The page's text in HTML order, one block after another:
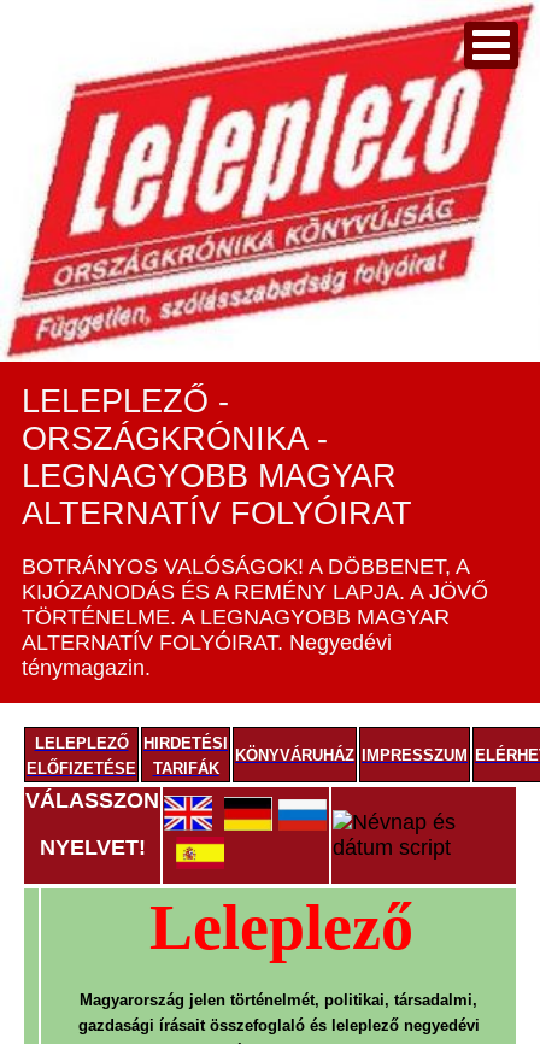
LELEPLEZŐ -
ORSZÁGKRÓNIKA -
LEGNAGYOBB MAGYAR
ALTERNATÍV FOLYÓIRAT
BOTRÁNYOS VALÓSÁGOK! A DÖBBENET, A
KIJÓZANODÁS ÉS A REMÉNY LAPJA. A JÖVŐ
TÖRTÉNELME. A LEGNAGYOBB MAGYAR
ALTERNATÍV FOLYÓIRAT. Negyedévi
ténymagazin.
LELEPLEZŐ
ELŐFIZETÉSE
HIRDETÉSI
TARIFÁK
KÖNYVÁRUHÁZ IMPRESSZUM
VÁLASSZON
NYELVET!
Leleplező
Magyarország jelen történelmét, politikai, társadalmi,
gazdasági írásait összefoglaló és leleplező negyedévi